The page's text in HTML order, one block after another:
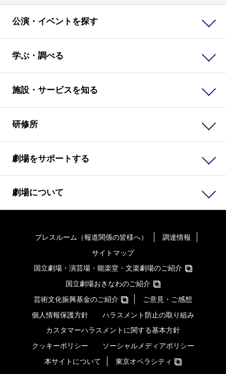
公演・イベントを探す
学ぶ・調べる
施設・サービスを知る
研修所
劇場をサポートする
劇場について
プレスルーム（報道関係の皆様へ）
調達情報
サイトマップ
国立劇場・演芸場・能楽堂・文楽劇場のご紹介
国立劇場おきなわのご紹介
芸術文化振興基金のご紹介
ご意見・ご感想
個人情報保護方針
ハラスメント防止の取り組み
カスタマーハラスメントに関する基本方針
クッキーポリシー
ソーシャルメディアポリシー
本サイトについて
東京オペラシティ